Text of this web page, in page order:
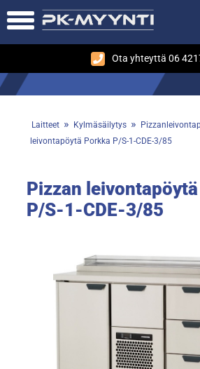
Ota yhteyttä 06
Laitteet » Kylmäsäilytys »
leivontapöytä Porkka P/S-1-CDE-3/85
Pizzan
P/S-1-CDE-3/85